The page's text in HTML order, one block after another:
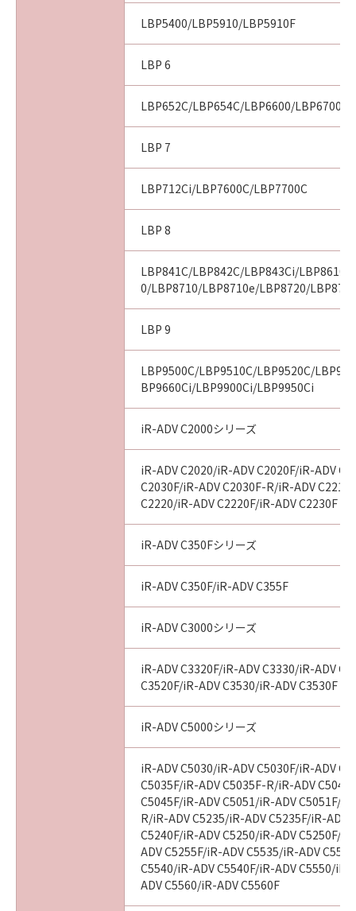
LBP5400/LBP5910/LBP5910F
LBP 6
LBP652C/LBP654C/LBP6600/LBP6700/
LBP 7
LBP712Ci/LBP7600C/LBP7700C
LBP 8
LBP841C/LBP842C/LBP843Ci/LBP8610/
0/LBP8710/LBP8710e/LBP8720/
LBP 9
LBP9500C/LBP9510C/LBP9520C/
BP9660Ci/LBP9900Ci/LBP9950Ci
iR-ADV C2000シリーズ
iR-ADV C2020/iR-ADV C2020F/iR-ADV
C2030F/iR-ADV C2030F-R/iR-ADV
C2220/iR-ADV C2220F/iR-ADV C2230F
iR-ADV C350Fシリーズ
iR-ADV C350F/iR-ADV C355F
iR-ADV C3000シリーズ
iR-ADV C3320F/iR-ADV C3330/iR-ADV
C3520F/iR-ADV C3530/iR-ADV C3530F
iR-ADV C5000シリーズ
iR-ADV C5030/iR-ADV C5030F/iR-ADV
C5035F/iR-ADV C5035F-R/iR-ADV
C5045F/iR-ADV C5051/iR-ADV C5051F/
R/iR-ADV C5235/iR-ADV C5235F/iR-ADV
C5240F/iR-ADV C5250/iR-ADV C5250F/
ADV C5255F/iR-ADV C5535/iR-ADV
C5540/iR-ADV C5540F/iR-ADV C5550/iR-
ADV C5560/iR-ADV C5560F